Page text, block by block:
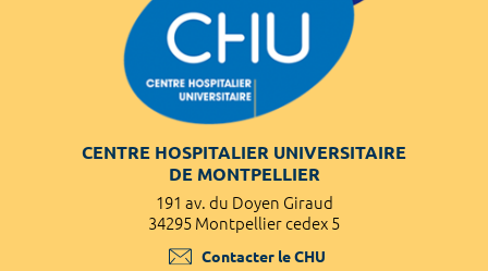
CENTRE HOSPITALIER UNIVERSITAIRE
DE MONTPELLIER
191 av. du Doyen Giraud
34295 Montpellier cedex 5
Contacter le CHU